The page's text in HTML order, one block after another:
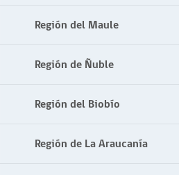
Región del Maule
Región de Ñuble
Región del Biobío
Región de La Araucanía